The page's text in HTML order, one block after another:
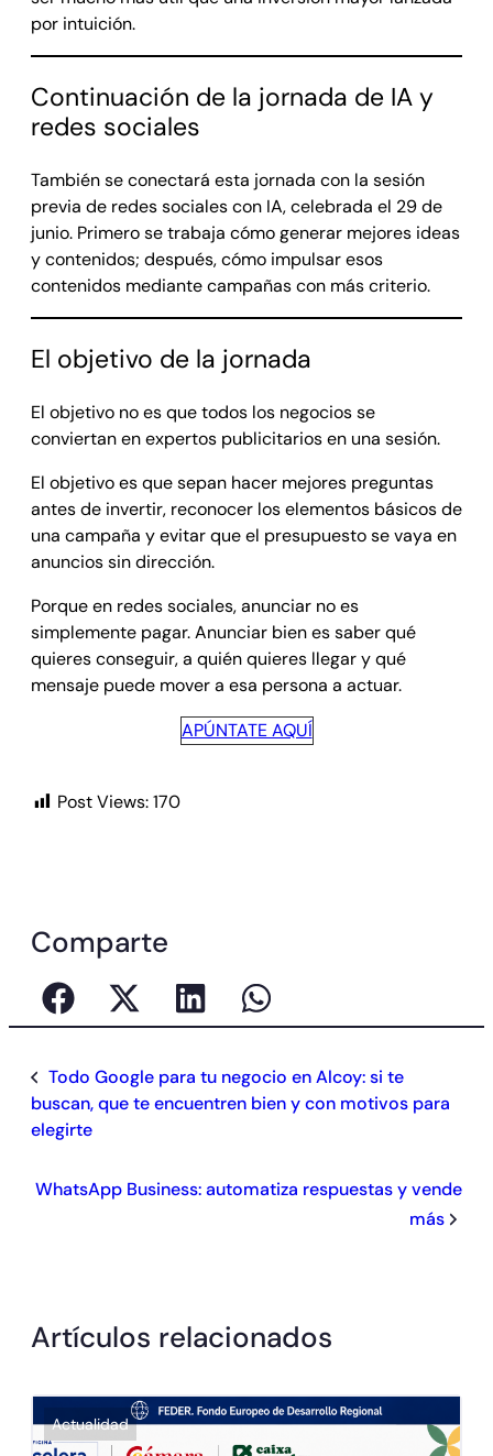
por intuición.
Continuación de la jornada de IA y
redes sociales
También se conectará esta jornada con la sesión
previa de redes sociales con IA, celebrada el 29 de
junio. Primero se trabaja cómo generar mejores ideas
y contenidos; después, cómo impulsar esos
contenidos mediante campañas con más criterio.
El objetivo de la jornada
El objetivo no es que todos los negocios se
conviertan en expertos publicitarios en una sesión.
El objetivo es que sepan hacer mejores preguntas
antes de invertir, reconocer los elementos básicos de
una campaña y evitar que el presupuesto se vaya en
anuncios sin dirección.
Porque en redes sociales, anunciar no es
simplemente pagar. Anunciar bien es saber qué
quieres conseguir, a quién quieres llegar y qué
mensaje puede mover a esa persona a actuar.
APÚNTATE AQUÍ
Post Views:170
Comparte
Todo Google para tu negocio en Alcoy: si te
buscan, que te encuentren bien y con motivos para
elegirte
WhatsApp Business: automatiza respuestas y vende
más
Artículos relacionados
Actualidad